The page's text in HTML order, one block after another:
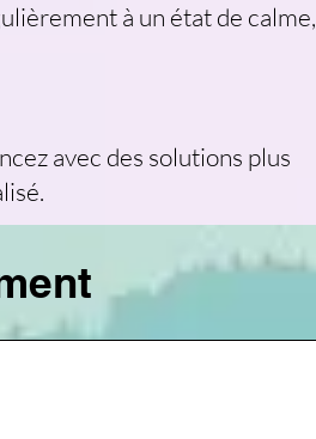
à un état de calme,
avec des solutions plus